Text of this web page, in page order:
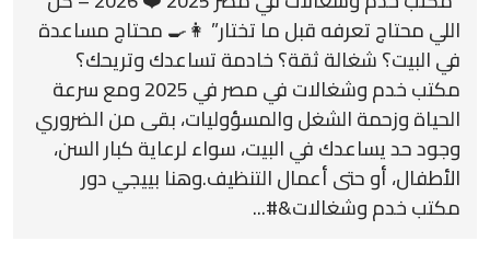
اللي محتاج تعرفه قبل ما تختار” 👩‍🍳 محتاج مساعدة
في البيت؟ شغالة ثقة؟ خادمة تساعدك وتريحك؟
مكتب خدم وشغالات في مصر في 2025 ومع سرعة
الحياة وزحمة الشغل والمسؤوليات، بقى من الضروري
وجود حد يساعدك في البيت، سواء لرعاية كبار السن،
الأطفال، أو حتى أعمال التنظيف.وهنا بييجي دور
مكتب خدم وشغالات&#...